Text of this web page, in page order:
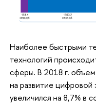
Наиболее быстрыми
технологий
сферы. В 2018 г. объем
на развитие
увеличился на 8,7% в